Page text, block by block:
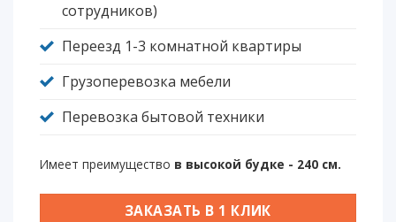
сотрудников)
Переезд 1-3 комнатной квартиры
Грузоперевозка мебели
Перевозка бытовой техники
Имеет преимущество в высокой будке - 240 см.
ЗАКАЗАТЬ В 1 КЛИК